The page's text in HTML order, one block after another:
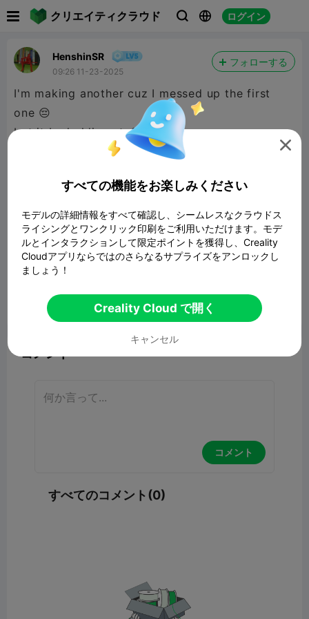
クリエイティクラウド   ログイン
HenshinSR
09:26 11-23-2025
フォローする
I'm making another cuz I messed up the first
one 😔
but it be holding stuff 😀
Added another since I can stack em
stackable boxes
34.78MB
7 
コメント
コメント
すべてのコメント(0)

すべての機能をお楽しみください
モデルの詳細情報をすべて確認し、シームレスなクラウドス
ライシングとワンクリック印刷をご利用いただけます。モデ
ルとインタラクションして限定ポイントを獲得し、Creality
Cloudアプリならではのさらなるサプライズをアンロックし
ましょう！
Creality Cloud で開く
キャンセル